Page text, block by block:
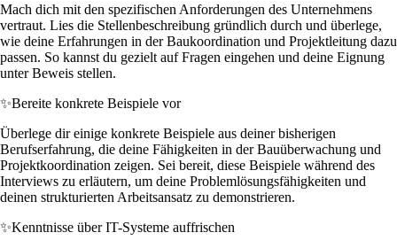
Mach dich mit den spezifischen Anforderungen des Unternehmens
vertraut. Lies die Stellenbeschreibung gründlich durch und überlege,
wie deine Erfahrungen in der Baukoordination und Projektleitung dazu
passen. So kannst du gezielt auf Fragen eingehen und deine Eignung
unter Beweis stellen.
✨Bereite konkrete Beispiele vor
Überlege dir einige konkrete Beispiele aus deiner bisherigen
Berufserfahrung, die deine Fähigkeiten in der Bauüberwachung und
Projektkoordination zeigen. Sei bereit, diese Beispiele während des
Interviews zu erläutern, um deine Problemlösungsfähigkeiten und
deinen strukturierten Arbeitsansatz zu demonstrieren.
✨Kenntnisse über IT-Systeme auffrischen